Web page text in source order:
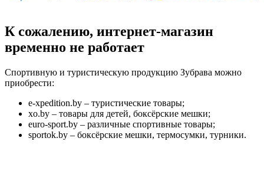
К сожалению, интернет-магазин
временно не работает
Спортивную и туристическую продукцию Зубрава можно
приобрести:
e-xpedition.by – туристические товары;
xo.by – товары для детей, боксёрские мешки;
euro-sport.by – различные спортивные товары;
sportok.by – боксёрские мешки, термосумки, турники.